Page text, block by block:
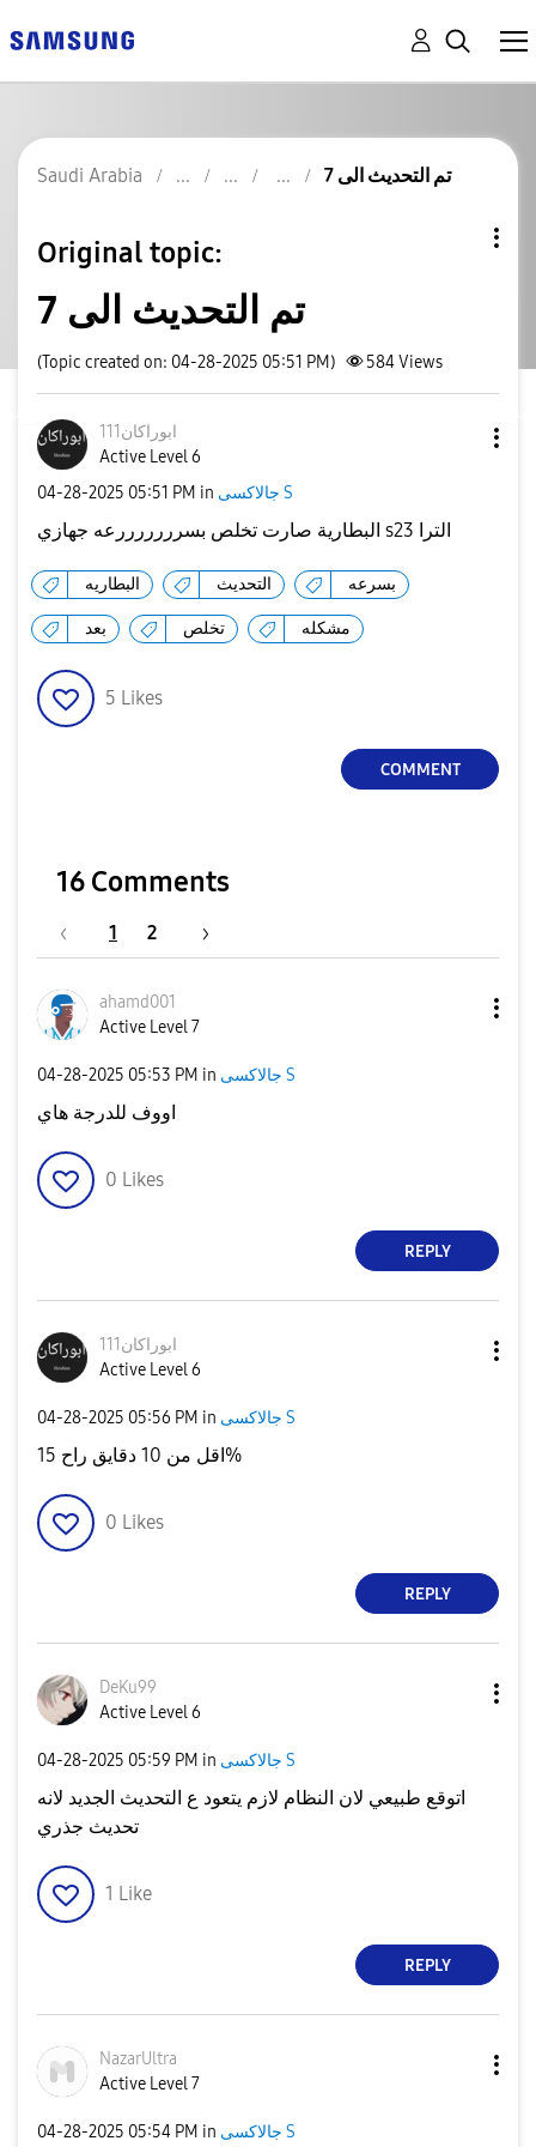
Saudi Arabia تم التحديث الى 7
Original topic:
تم التحديث الى 7
(Topic created on: 04-28-2025 05:51 PM) 584Views
ابوراكان111
Active Level 6
‎04-28-2025 05:51 PM in جالاكسى S
البطارية صارت تخلص بسرررررررعه جهازي s23 الترا
البطاريه التحديث بسرعه
بعد تخلص مشكله
5 Likes
COMMENT
16 Comments
1 2
ahamd001
Active Level 7
‎04-28-2025 05:53 PM in جالاكسى S
اووف للدرجة هاي
0 Likes
REPLY
ابوراكان111
Active Level 6
‎04-28-2025 05:56 PM in جالاكسى S
اقل من 10 دقايق راح 15%
0 Likes
REPLY
DeKu99
Active Level 6
‎04-28-2025 05:59 PM in جالاكسى S
اتوقع طبيعي لان النظام لازم يتعود ع التحديث الجديد لانه
تحديث جذري
1 Like
REPLY
NazarUltra
Active Level 7
‎04-28-2025 05:54 PM in جالاكسى S